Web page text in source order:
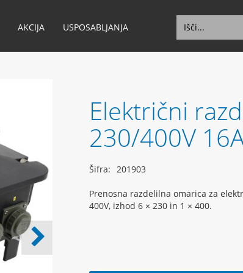
AKCIJA USPOSABLJANJA
Električni
230/400V
Šifra: 201903
Prenosna razdelilna omarica za
400V, izhod 6 × 230 in 1 × 400.